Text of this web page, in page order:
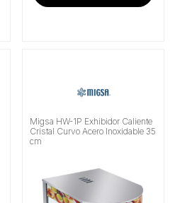
Migsa HW-1P Exhibidor Caliente
Cristal Curvo Acero Inoxidable 35
cm